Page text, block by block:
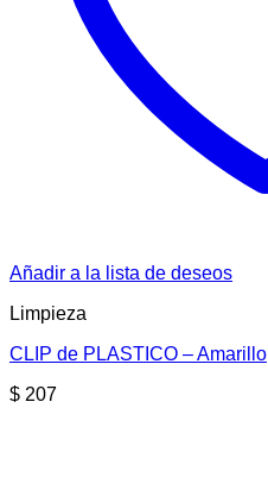
Añadir a la lista de deseos
Limpieza
CLIP de PLASTICO – Amarillo
$ 207